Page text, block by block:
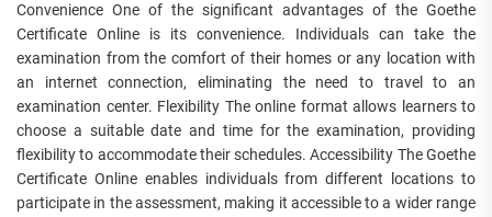
Convenience One of the significant advantages of the Goethe
Certificate Online is its convenience. Individuals can take the
examination from the comfort of their homes or any location with
an internet connection, eliminating the need to travel to an
examination center. Flexibility The online format allows learners to
choose a suitable date and time for the examination, providing
flexibility to accommodate their schedules. Accessibility The Goethe
Certificate Online enables individuals from different locations to
participate in the assessment, making it accessible to a wider range